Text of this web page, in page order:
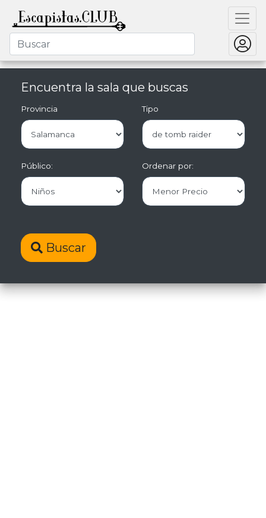
Encuentra la sala que buscas
Provincia Tipo
Público: Ordenar por:
Buscar